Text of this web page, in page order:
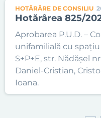
HOTĂRÂRE DE CONSILIU
Hotărârea 825/
Aprobarea P.U.D. –
unifamilială cu
S+P+E, str. Nădășel
Daniel-Cristian,
Ioana.